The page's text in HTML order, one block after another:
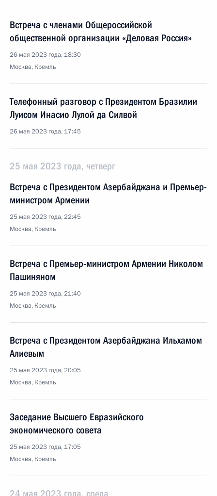
Встреча с членами Общероссийской
общественной организации «Деловая Россия»
26 мая 2023 года, 18:30
Москва, Кремль
Телефонный разговор с Президентом Бразилии
Луисом Инасио Лулой да Силвой
26 мая 2023 года, 17:45
25 мая 2023 года, четверг
Встреча с Президентом Азербайджана и Премьер-
министром Армении
25 мая 2023 года, 22:45
Москва, Кремль
Встреча с Премьер-министром Армении Николом
Пашиняном
25 мая 2023 года, 21:40
Москва, Кремль
Встреча с Президентом Азербайджана Ильхамом
Алиевым
25 мая 2023 года, 20:05
Москва, Кремль
Заседание Высшего Евразийского
экономического совета
25 мая 2023 года, 17:05
Москва, Кремль
24 мая 2023 года, среда